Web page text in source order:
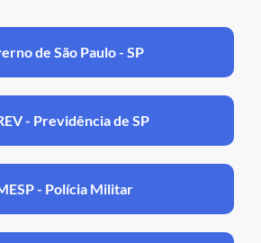
de São Paulo - SP
- Previdência de SP
- Polícia Militar